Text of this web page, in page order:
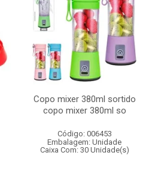
Copo mixer 380ml sortido
copo mixer 380ml so
Código: 006453
Embalagem: Unidade
Caixa Com: 30 Unidade(s)